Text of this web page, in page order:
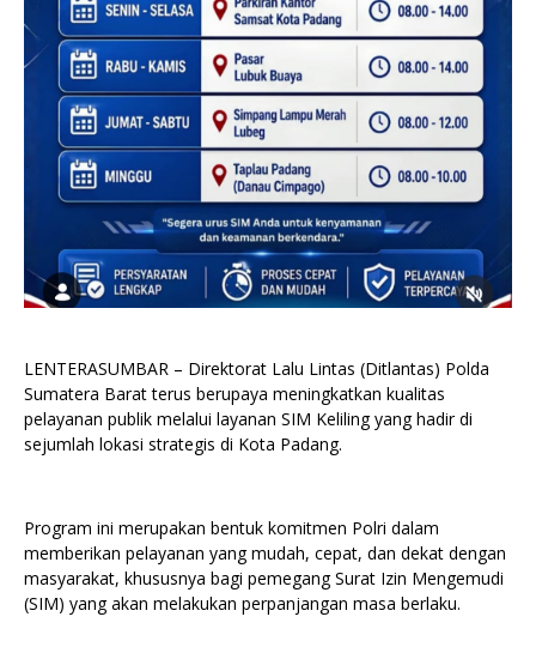
LENTERASUMBAR – Direktorat Lalu Lintas (Ditlantas) Polda
Sumatera Barat terus berupaya meningkatkan kualitas
pelayanan publik melalui layanan SIM Keliling yang hadir di
sejumlah lokasi strategis di Kota Padang.
Program ini merupakan bentuk komitmen Polri dalam
memberikan pelayanan yang mudah, cepat, dan dekat dengan
masyarakat, khususnya bagi pemegang Surat Izin Mengemudi
(SIM) yang akan melakukan perpanjangan masa berlaku.